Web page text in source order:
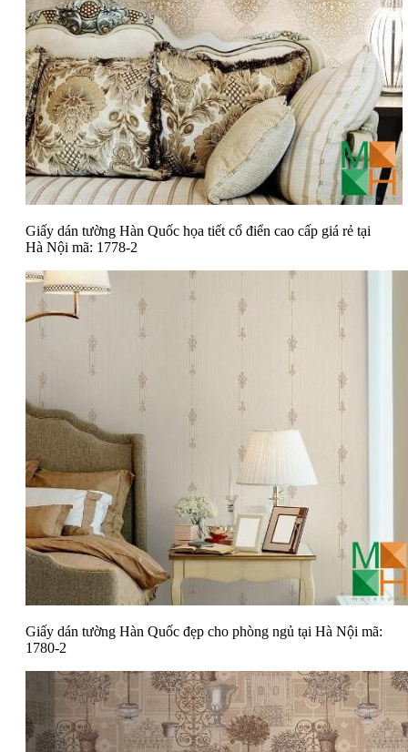
Giấy dán tường Hàn Quốc họa tiết cổ điển cao cấp giá rẻ tại
Hà Nội mã: 1778-2
Giấy dán tường Hàn Quốc đẹp cho phòng ngủ tại Hà Nội mã:
1780-2